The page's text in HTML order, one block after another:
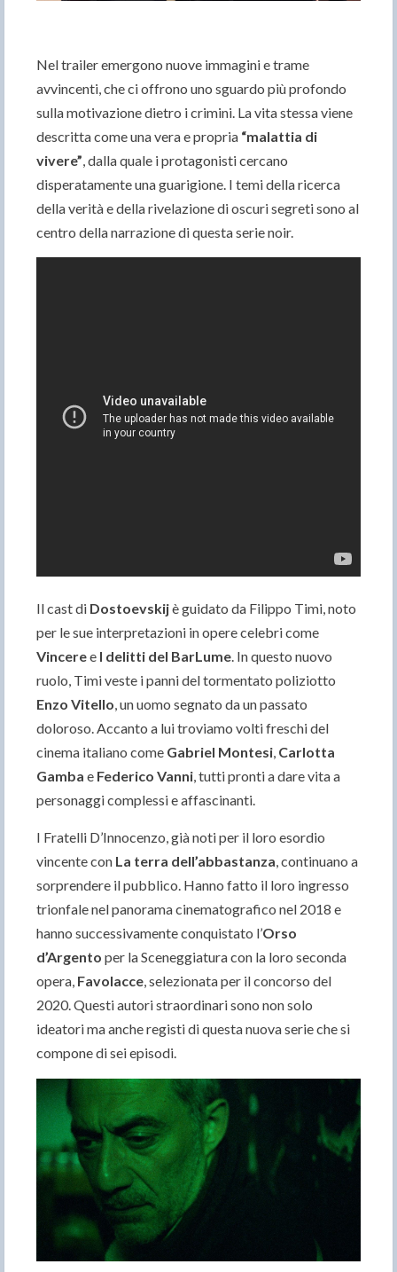
Nel trailer emergono nuove immagini e trame
avvincenti, che ci offrono uno sguardo più profondo
sulla motivazione dietro i crimini. La vita stessa viene
descritta come una vera e propria “malattia di
vivere”, dalla quale i protagonisti cercano
disperatamente una guarigione. I temi della ricerca
della verità e della rivelazione di oscuri segreti sono al
centro della narrazione di questa serie noir.
Il cast di Dostoevskijè guidato da Filippo Timi, noto
per le sue interpretazioni in opere celebri come
Vinceree I delitti del BarLume. In questo nuovo
ruolo, Timi veste i panni del tormentato poliziotto
Enzo Vitello, un uomo segnato da un passato
doloroso. Accanto a lui troviamo volti freschi del
cinema italiano come Gabriel Montesi, Carlotta
Gamba e Federico Vanni, tutti pronti a dare vita a
personaggi complessi e affascinanti.
I Fratelli D’Innocenzo, già noti per il loro esordio
vincente con La terra dell’abbastanza, continuano a
sorprendere il pubblico. Hanno fatto il loro ingresso
trionfale nel panorama cinematografico nel 2018 e
hanno successivamente conquistato l’Orso
d’Argento per la Sceneggiatura con la loro seconda
opera, Favolacce, selezionata per il concorso del
2020. Questi autori straordinari sono non solo
ideatori ma anche registi di questa nuova serie che si
compone di sei episodi.